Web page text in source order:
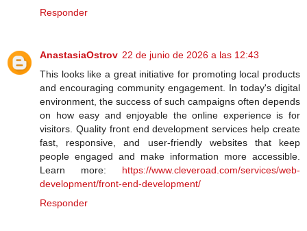
Responder
AnastasiaOstrov 22 de junio de 2026 a las 12:43
This looks like a great initiative for promoting local products
and encouraging community engagement. In today's digital
environment, the success of such campaigns often depends
on how easy and enjoyable the online experience is for
visitors. Quality front end development services help create
fast, responsive, and user-friendly websites that keep
people engaged and make information more accessible.
Learn more: https://www.cleveroad.com/services/web-
development/front-end-development/
Responder